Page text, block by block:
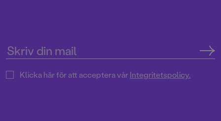
Klicka här för att acceptera vårIntegritetspolicy.